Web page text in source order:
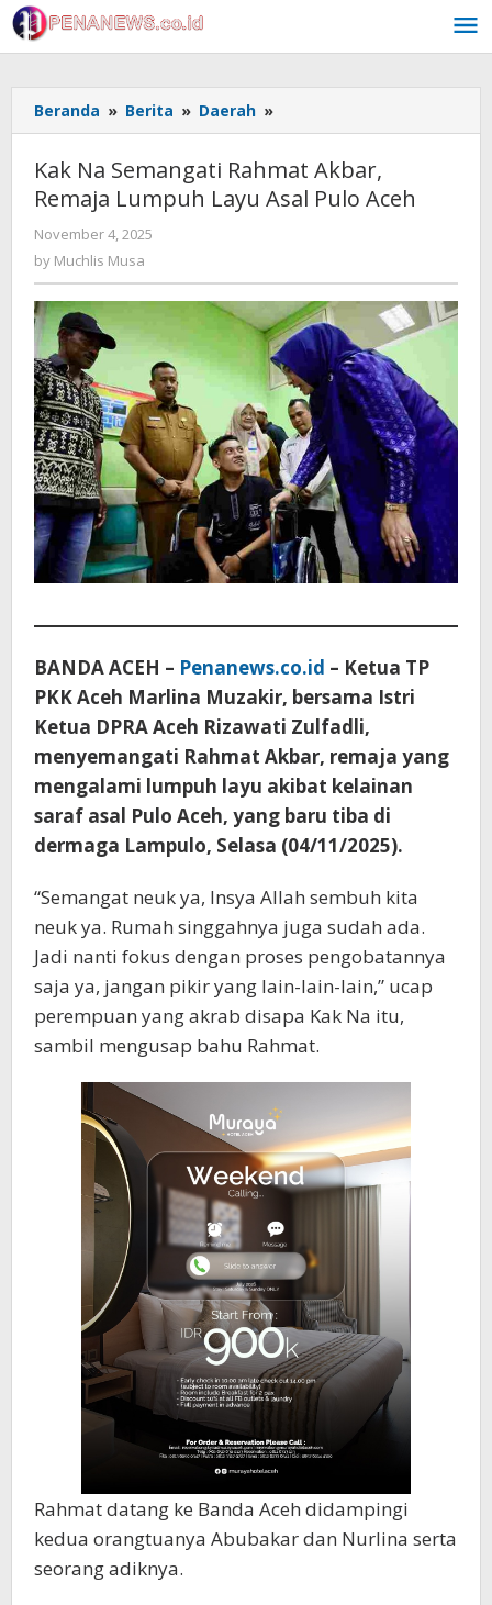
Skip
to
content
Beranda » Berita » Daerah »
Na
Rahmat
Akbar,
Pulo
Aceh
Kak Na Semangati Rahmat Akbar,
Remaja Lumpuh Layu Asal Pulo Aceh
November 4, 2025
by Muchlis Musa
BANDA ACEH – Penanews.co.id – Ketua TP
PKK Aceh Marlina Muzakir, bersama Istri
Ketua DPRA Aceh Rizawati Zulfadli,
menyemangati Rahmat Akbar, remaja yang
mengalami lumpuh layu akibat kelainan
saraf asal Pulo Aceh, yang baru tiba di
dermaga Lampulo, Selasa (04/11/2025).
“Semangat neuk ya, Insya Allah sembuh kita
neuk ya. Rumah singgahnya juga sudah ada.
Jadi nanti fokus dengan proses pengobatannya
saja ya, jangan pikir yang lain-lain-lain,” ucap
perempuan yang akrab disapa Kak Na itu,
sambil mengusap bahu Rahmat.
Rahmat datang ke Banda Aceh didampingi
kedua orangtuanya Abubakar dan Nurlina serta
seorang adiknya.